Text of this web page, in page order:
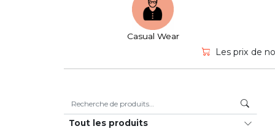
Casual Wear
Les prix de
Tout les produits